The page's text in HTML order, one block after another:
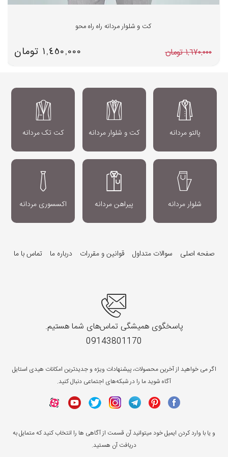
کت و شلوار مردانه راه راه محو
1,670,000 تومان 1,450,000 تومان
پالتو مردانه کت و شلوار مردانه کت تک مردانه
شلوار مردانه پیراهن مردانه اکسسوری مردانه
صفحه اصلی سوالات متداول قوانین و مقررات درباره ما تماس با ما
پاسخگوی همیشگی تماس‌های شما هستیم.
09143801170
اگر می خواهید از آخرین محصولات، پیشنهادات ویژه و جدیدترین امکانات هیدی استایل
آگاه شوید ما را در شبکه‌های اجتماعی دنبال کنید.
و یا با وارد کردن ایمیل خود میتوانید آن قسمت از آگاهی ها را انتخاب کنید که متمایل به
دریافت آن هستید.